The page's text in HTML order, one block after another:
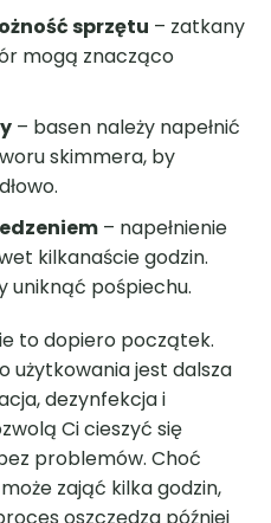
sprzętu – zatkany
mogą znacząco
– basen należy napełnić
skimmera, by
– napełnienie
kilkanaście godzin.
uniknąć pośpiechu.
to dopiero początek.
użytkowania jest dalsza
dezynfekcja i
Ci cieszyć się
problemów. Choć
zająć kilka godzin,